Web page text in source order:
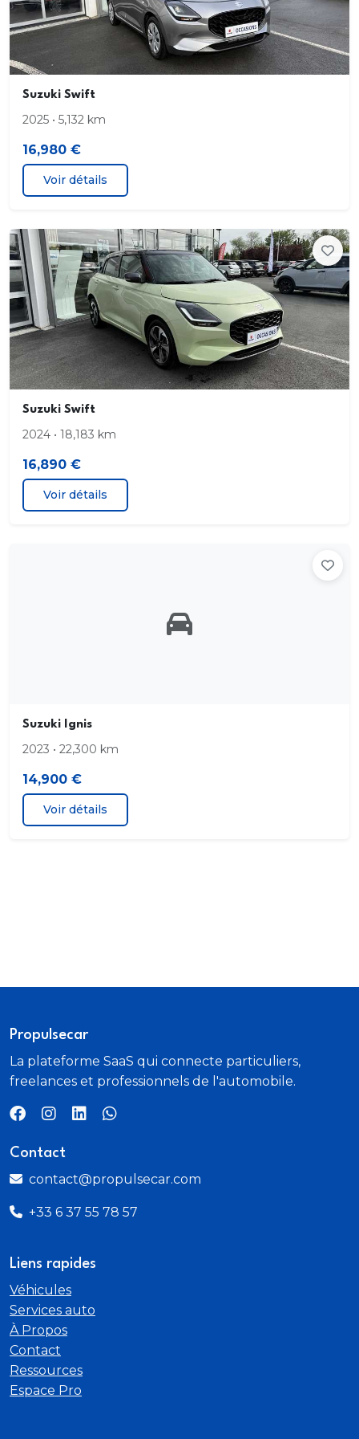
SIEGES CHAUFFANTS
PORT USB
VITRES AR SURTEINTEES
VERROUILLAGE CENTRALISE
VITRES ELECTRIQUES
K14D-1296601
Suzuki Swift
2025 • 5,132 km
16,980 €
Voir détails
Suzuki Swift
2024 • 18,183 km
16,890 €
Voir détails
Suzuki Ignis
2023 • 22,300 km
14,900 €
Voir détails
Propulsecar
La plateforme SaaS qui connecte particuliers,
freelances et professionnels de l'automobile.
Contact
contact@propulsecar.com
+33 6 37 55 78 57
Liens rapides
Véhicules
Services auto
À Propos
Contact
Ressources
Espace Pro